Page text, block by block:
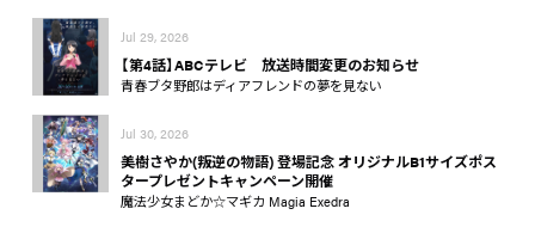
Jul 29, 2026
【第4話】ABCテレビ 放送時間変更のお知らせ
青春ブタ野郎はディアフレンドの夢を見ない
Jul 30, 2026
美樹さやか(叛逆の物語) 登場記念 オリジナルB1サイズポス
タープレゼントキャンペーン開催
魔法少女まどか☆マギカ Magia Exedra